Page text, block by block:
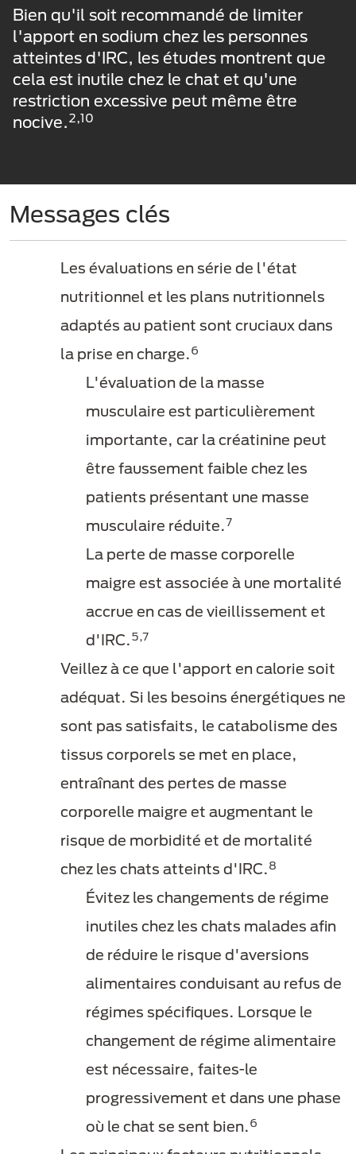
Bien qu'il soit recommandé de limiter
l'apport en sodium chez les personnes
atteintes d'IRC, les études montrent que
cela est inutile chez le chat et qu'une
restriction excessive peut même être
nocive.2,10
Messages clés
Les évaluations en série de l'état
nutritionnel et les plans nutritionnels
adaptés au patient sont cruciaux dans
la prise en charge.6
L'évaluation de la masse
musculaire est particulièrement
importante, car la créatinine peut
être faussement faible chez les
patients présentant une masse
musculaire réduite.7
La perte de masse corporelle
maigre est associée à une mortalité
accrue en cas de vieillissement et
d'IRC.5,7
Veillez à ce que l'apport en calorie soit
adéquat. Si les besoins énergétiques ne
sont pas satisfaits, le catabolisme des
tissus corporels se met en place,
entraînant des pertes de masse
corporelle maigre et augmentant le
risque de morbidité et de mortalité
chez les chats atteints d'IRC.8
Évitez les changements de régime
inutiles chez les chats malades afin
de réduire le risque d'aversions
alimentaires conduisant au refus de
régimes spécifiques. Lorsque le
changement de régime alimentaire
est nécessaire, faites-le
progressivement et dans une phase
où le chat se sent bien.6